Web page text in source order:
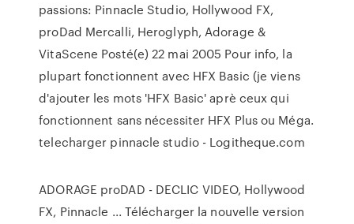
passions: Pinnacle Studio, Hollywood FX,
proDad Mercalli, Heroglyph, Adorage &
VitaScene Posté(e) 22 mai 2005 Pour info, la
plupart fonctionnent avec HFX Basic (je viens
d'ajouter les mots 'HFX Basic' aprè ceux qui
fonctionnent sans nécessiter HFX Plus ou Méga.
telecharger pinnacle studio - Logitheque.com
ADORAGE proDAD - DECLIC VIDEO, Hollywood
FX, Pinnacle ... Télécharger la nouvelle version